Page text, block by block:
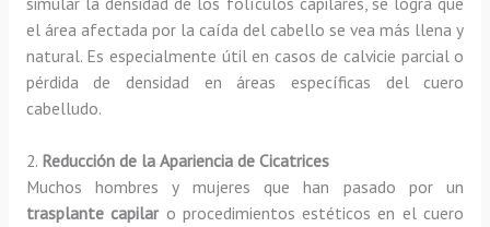
el área afectada por la caída del cabello se vea más llena y
natural. Es especialmente útil en casos de calvicie parcial o
pérdida de densidad en áreas específicas del cuero
cabelludo.
2. Reducción de la Apariencia de Cicatrices
Muchos hombres y mujeres que han pasado por un
trasplante capilaro procedimientos estéticos en el cuero